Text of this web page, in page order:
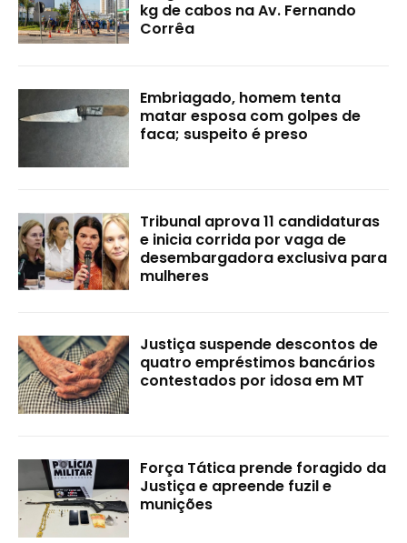
kg de cabos na Av. Fernando
Corrêa
Embriagado, homem tenta
matar esposa com golpes de
faca; suspeito é preso
Tribunal aprova 11 candidaturas
e inicia corrida por vaga de
desembargadora exclusiva para
mulheres
Justiça suspende descontos de
quatro empréstimos bancários
contestados por idosa em MT
Força Tática prende foragido da
Justiça e apreende fuzil e
munições